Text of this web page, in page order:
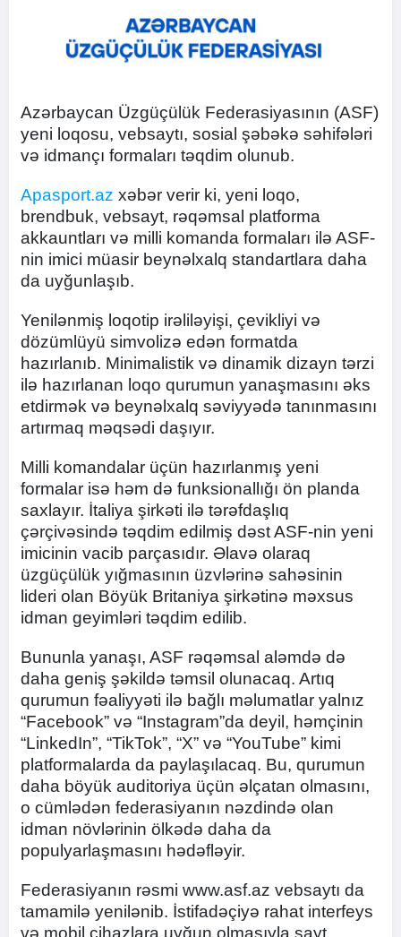
Azərbaycan Üzgüçülük Federasiyasının (ASF)
yeni loqosu, vebsaytı, sosial şəbəkə səhifələri
və idmançı formaları təqdim olunub.
Apasport.az xəbər verir ki, yeni loqo,
brendbuk, vebsayt, rəqəmsal platforma
akkauntları və milli komanda formaları ilə ASF-
nin imici müasir beynəlxalq standartlara daha
da uyğunlaşıb.
Yenilənmiş loqotip irəliləyişi, çevikliyi və
dözümlüyü simvolizə edən formatda
hazırlanıb. Minimalistik və dinamik dizayn tərzi
ilə hazırlanan loqo qurumun yanaşmasını əks
etdirmək və beynəlxalq səviyyədə tanınmasını
artırmaq məqsədi daşıyır.
Milli komandalar üçün hazırlanmış yeni
formalar isə həm də funksionallığı ön planda
saxlayır. İtaliya şirkəti ilə tərəfdaşlıq
çərçivəsində təqdim edilmiş dəst ASF-nin yeni
imicinin vacib parçasıdır. Əlavə olaraq
üzgüçülük yığmasının üzvlərinə sahəsinin
lideri olan Böyük Britaniya şirkətinə məxsus
idman geyimləri təqdim edilib.
Bununla yanaşı, ASF rəqəmsal aləmdə də
daha geniş şəkildə təmsil olunacaq. Artıq
qurumun fəaliyyəti ilə bağlı məlumatlar yalnız
“Facebook” və “Instagram”da deyil, həmçinin
“LinkedIn”, “TikTok”, “X” və “YouTube” kimi
platformalarda da paylaşılacaq. Bu, qurumun
daha böyük auditoriya üçün əlçatan olmasını,
o cümlədən federasiyanın nəzdində olan
idman növlərinin ölkədə daha da
populyarlaşmasını hədəfləyir.
Federasiyanın rəsmi www.asf.az vebsaytı da
tamamilə yenilənib. İstifadəçiyə rahat interfeys
və mobil cihazlara uyğun olmasıyla sayt